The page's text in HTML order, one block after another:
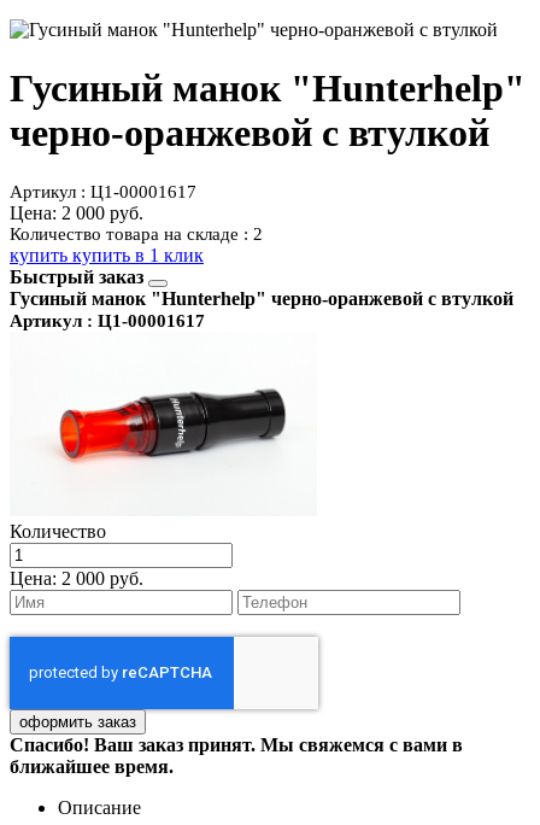
Гусиный манок "Hunterhelp"
черно-оранжевой с втулкой
Артикул : Ц1-00001617
Цена: 2 000 руб.
Количество товара на складе : 2
купить купить в 1 клик
Быстрый заказ
Гусиный манок "Hunterhelp" черно-оранжевой с втулкой
Артикул : Ц1-00001617
Количество
Цена: 2 000 руб.
Спасибо! Ваш заказ принят. Мы свяжемся с вами в
ближайшее время.
Описание